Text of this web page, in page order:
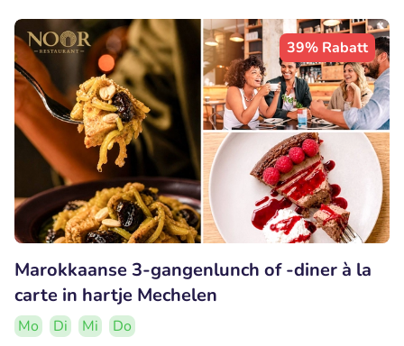
39% Rabatt
Marokkaanse 3-gangenlunch of -diner à la
carte in hartje Mechelen
Mo Di Mi
Do